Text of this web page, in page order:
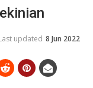
updated 8 Jun 2022